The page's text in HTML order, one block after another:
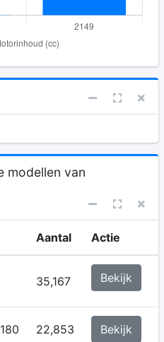
modellen van
Aantal Actie
35,167 Bekijk
22,853 Bekijk